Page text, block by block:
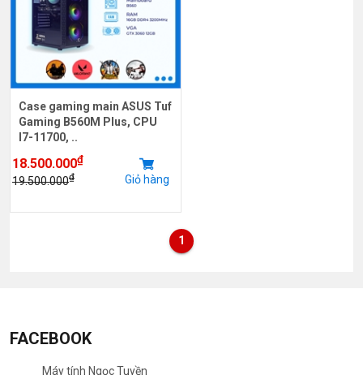
Case gaming main ASUS Tuf
Gaming B560M Plus, CPU
I7-11700, ..
18.500.000₫
19.500.000₫ Giỏ hàng
1
FACEBOOK
Máy tính Ngọc Tuyền